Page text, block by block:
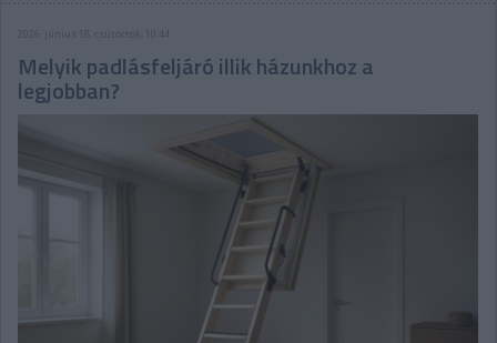
2026. június 18. csütörtök, 10:44
Melyik padlásfeljáró illik házunkhoz a
legjobban?